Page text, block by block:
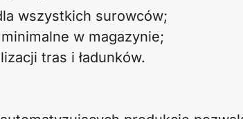
wszystkich surowców;
w magazynie;
tras i ładunków.